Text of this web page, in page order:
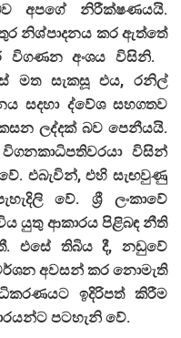
අපගේ නිරීක්ෂණයයි.
නිශ්පාදනය කර ඇත්තේ
විගණන අංශය විසිනි.
මත සැකසූ එය, රනිල්
සදහා ද්වේශ සහගතව
ලද්දක් බව පෙනීයයි.
විසින්
එබැවින්, එහි සැඟවුණු
වේ. ශ්‍රී ලංකාවේ
යුතු ආකාරය පිළිබඳ නීති
එසේ තිබිය දී, නඩුවේ
අවසන් කර නොමැති
ඉදිරිපත් කිරීම
පටහැනි වේ.